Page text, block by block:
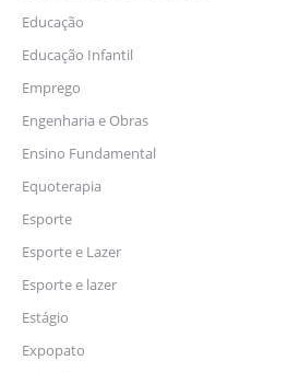
Educação
Educação Infantil
Emprego
Engenharia e Obras
Ensino Fundamental
Equoterapia
Esporte
Esporte e Lazer
Esporte e lazer
Estágio
Expopato